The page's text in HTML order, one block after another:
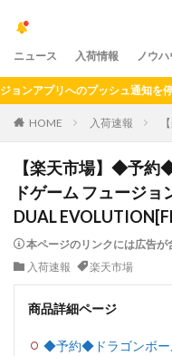
ニュース 入荷情報 ノウハ
プリへのプッシュ通知を停止い
HOME 入荷速報
【楽天市場】◆予約
ドゲーム フュージ
DUAL
本ページのリンクには広告が
入荷速報
楽天市場
商品詳細ページ
◆予約◆ドラゴンボー